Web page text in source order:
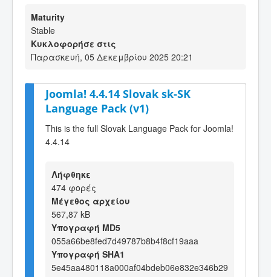
Maturity
Stable
Κυκλοφορήσε στις
Παρασκευή, 05 Δεκεμβρίου 2025 20:21
Joomla! 4.4.14 Slovak sk-SK
Language Pack (v1)
This is the full Slovak Language Pack for Joomla!
4.4.14
Λήφθηκε
474 φορές
Μέγεθος αρχείου
567,87 kB
Υπογραφή MD5
055a66be8fed7d49787b8b4f8cf19aaa
Υπογραφή SHA1
5e45aa480118a000af04bdeb06e832e346b29